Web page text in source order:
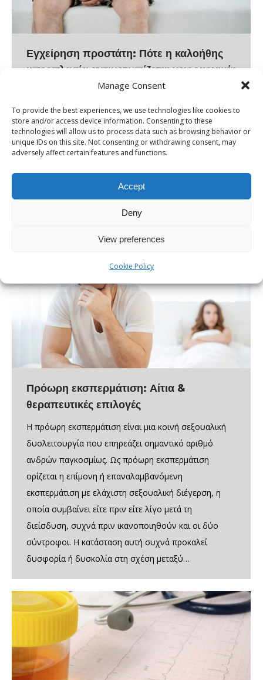
Manage Consent
To provide the best experiences, we use technologies like cookies to
store and/or access device information. Consenting to these
technologies will allow us to process data such as browsing behavior or
unique IDs on this site. Not consenting or withdrawing consent, may
adversely affect certain features and functions.
Accept
Deny
View preferences
Cookie Policy
Εγχείρηση προστάτη: Πότε η καλοήθης
υπερπλασία αντιμετωπίζεται χειρουργικά;
Η καλοήθης υπερπλασία προστάτη (ΚΥΠ) είναι μια
διαδεδομένη κατάσταση μεταξύ των ανδρών
προχωρημένης ηλικίας, που χαρακτηρίζεται από τη μη
καρκινική διόγκωση του αδένα του προστάτη. Η
διόγκωση αυτή προκαλεί σταδιακά έντονη
συμπτωματολογία, η οποία σχετίζεται με την
συμπίεση της ουρήθρας και την αδυναμία εξόδου των
ούρων. Συνεπώς, είναι απαραίτητη η εφαρμογή της
Πρόωρη εκσπερμάτιση: Αίτια &
θεραπευτικές επιλογές
Η πρόωρη εκσπερμάτιση είναι μια κοινή σεξουαλική
δυσλειτουργία που επηρεάζει σημαντικό αριθμό
ανδρών παγκοσμίως. Ως πρόωρη εκσπερμάτιση
ορίζεται η επίμονη ή επαναλαμβανόμενη
εκσπερμάτιση με ελάχιστη σεξουαλική διέγερση, η
οποία συμβαίνει είτε πριν είτε λίγο μετά τη
διείσδυση, συχνά πριν ικανοποιηθούν και οι δύο
σύντροφοι. Η κατάσταση αυτή συχνά προκαλεί
δυσφορία ή δυσκολία στη σχέση μεταξύ…